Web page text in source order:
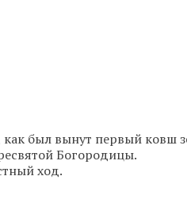
как был вынут первый ковш
Богородицы.
ход.